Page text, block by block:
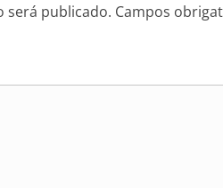
será publicado. Campos